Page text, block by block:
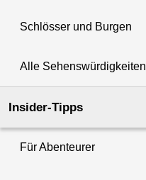
Schlösser und Burgen
Alle Sehenswürdigkeiten
Insider-Tipps
Für Abenteurer